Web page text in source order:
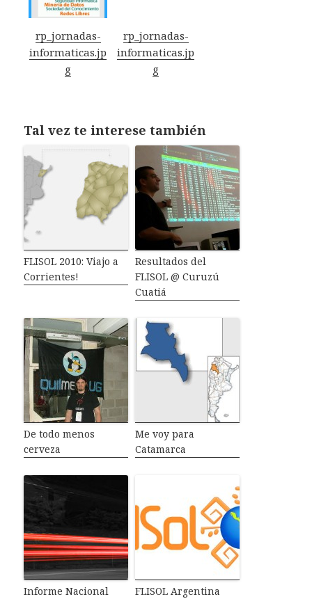
rp_jornadas-
informaticas.jp
g
rp_jornadas-
informaticas.jp
g
Tal vez te interese también
FLISOL 2010: Viajo a
Corrientes!
Resultados del
FLISOL @ Curuzú
Cuatiá
De todo menos
cerveza
Me voy para
Catamarca
Informe Nacional
FLISOL Argentina